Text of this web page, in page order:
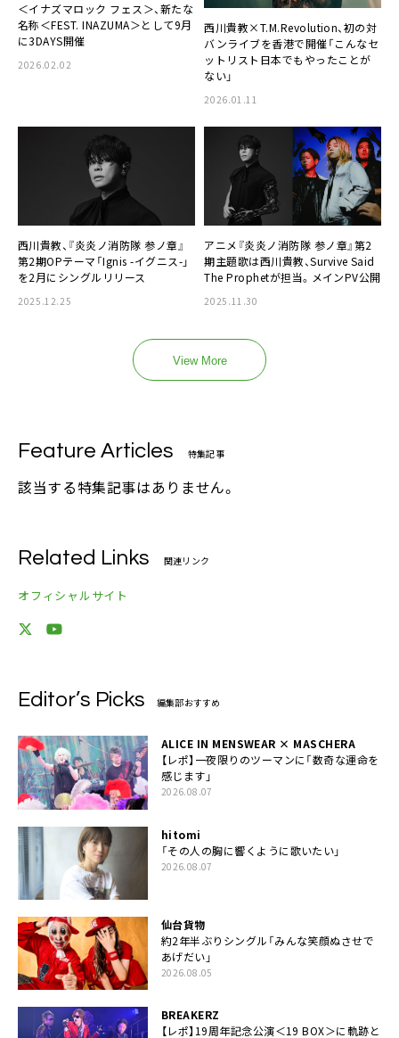
＜イナズマロック フェス＞、新たな
名称＜FEST. INAZUMA＞として9月
に3DAYS開催
2026.02.02
西川貴教×T.M.Revolution、初の対
バンライブを香港で開催「こんなセ
ットリスト日本でもやったことが
ない」
2026.01.11
西川貴教、『炎炎ノ消防隊 参ノ章』
第2期OPテーマ「Ignis -イグニス-」
を2月にシングルリリース
2025.12.25
アニメ『炎炎ノ消防隊 参ノ章』第2
期主題歌は西川貴教、Survive Said
The Prophetが担当。メインPV公開
2025.11.30
View More
Feature Articles 特集記事
該当する特集記事はありません。
Related Links 関連リンク
オフィシャルサイト
Editor’s Picks 編集部おすすめ
ALICE IN MENSWEAR × MASCHERA
【レポ】一夜限りのツーマンに「数奇な運命を
感じます」
2026.08.07
hitomi
「その人の胸に響くように歌いたい」
2026.08.07
仙台貨物
約2年半ぶりシングル「みんな笑顔ぬさせで
あげだい」
2026.08.05
BREAKERZ
【レポ】19周年記念公演＜19 BOX＞に軌跡と